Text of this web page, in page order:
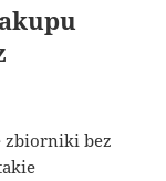
zbiorniki bez